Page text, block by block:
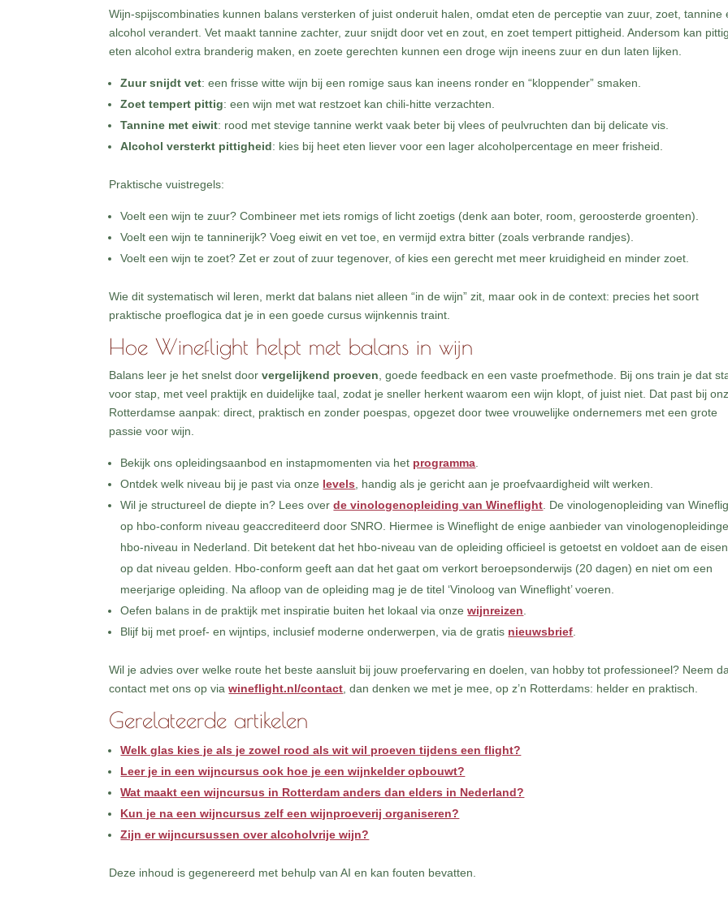
Wijn-spijscombinaties kunnen balans versterken of juist onderuit halen, omdat eten de perceptie van zuur, zoet, tannine
alcohol verandert. Vet maakt tannine zachter, zuur snijdt door vet en zout, en zoet tempert pittigheid. Andersom kan pittig
eten alcohol extra branderig maken, en zoete gerechten kunnen een droge wijn ineens zuur en dun laten lijken.
Zuur snijdt vet: een frisse witte wijn bij een romige saus kan ineens ronder en “kloppender” smaken.
Zoet tempert pittig: een wijn met wat restzoet kan chili-hitte verzachten.
Tannine met eiwit: rood met stevige tannine werkt vaak beter bij vlees of peulvruchten dan bij delicate vis.
Alcohol versterkt pittigheid: kies bij heet eten liever voor een lager alcoholpercentage en meer frisheid.
Praktische vuistregels:
Voelt een wijn te zuur? Combineer met iets romigs of licht zoetigs (denk aan boter, room, geroosterde groenten).
Voelt een wijn te tanninerijk? Voeg eiwit en vet toe, en vermijd extra bitter (zoals verbrande randjes).
Voelt een wijn te zoet? Zet er zout of zuur tegenover, of kies een gerecht met meer kruidigheid en minder zoet.
Wie dit systematisch wil leren, merkt dat balans niet alleen “in de wijn” zit, maar ook in de context: precies het soort
praktische proeflogica dat je in een goede cursus wijnkennis traint.
Hoe Wineflight helpt met balans in wijn
Balans leer je het snelst doorvergelijkend proeven , goede feedback en een vaste proefmethode. Bij ons train je dat
voor stap, met veel praktijk en duidelijke taal, zodat je sneller herkent waarom een wijn klopt, of juist niet. Dat past bij
Rotterdamse aanpak: direct, praktisch en zonder poespas, opgezet door twee vrouwelijke ondernemers met een grote
passie voor wijn.
Bekijk ons opleidingsaanbod en instapmomenten via het programma
Ontdek welk niveau bij je past via onze levels , handig als je gericht aan je proefvaardigheid wilt werken.
Wil je structureel de diepte in? Lees overde vinologenopleiding van Wineflight . De vinologenopleiding van
op hbo-conform niveau geaccrediteerd door SNRO. Hiermee is Wineflight de enige aanbieder van
hbo-niveau in Nederland. Dit betekent dat het hbo-niveau van de opleiding officieel is getoetst en voldoet aan de
op dat niveau gelden. Hbo-conform geeft aan dat het gaat om verkort beroepsonderwijs (20 dagen) en niet om een
meerjarige opleiding. Na afloop van de opleiding mag je de titel ‘Vinoloog van Wineflight’ voeren.
Oefen balans in de praktijk met inspiratie buiten het lokaal via onzewijnreizen
Blijf bij met proef- en wijntips, inclusief moderne onderwerpen, via de gratis nieuwsbrief
Wil je advies over welke route het beste aansluit bij jouw proefervaring en doelen, van hobby tot professioneel? Neem
contact met ons op viawineflight.nl/contact , dan denken we met je mee, op z’n Rotterdams: helder en praktisch.
Gerelateerde artikelen
Welk glas kies je als je zowel rood als wit wil proeven tijdens een flight?
Leer je in een wijncursus ook hoe je een wijnkelder opbouwt?
Wat maakt een wijncursus in Rotterdam anders dan elders in Nederland?
Kun je na een wijncursus zelf een wijnproeverij organiseren?
Zijn er wijncursussen over alcoholvrije wijn?
Deze inhoud is gegenereerd met behulp van AI en kan fouten bevatten.